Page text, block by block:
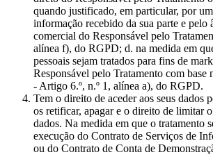
quando justificado, em particular, por
informação recebido da sua parte e pelo
comercial do Responsável pelo
alínea f), do RGPD; d. na medida em
pessoais sejam tratados para fins de
Responsável pelo Tratamento com base
- Artigo 6.º, n.º 1, alínea a), do RGPD.
Tem o direito de aceder aos seus dados
os retificar, apagar e o direito de limitar
dados. Na medida em que o tratamento
execução do Contrato de Serviços de
ou do Contrato de Conta de